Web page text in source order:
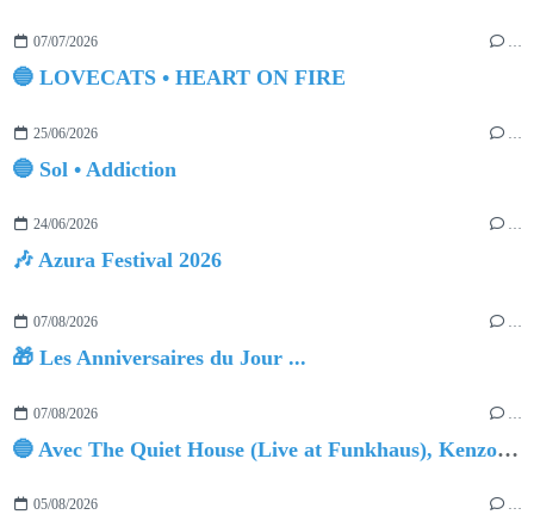
07/07/2026 …
🔵 LOVECATS • HEART ON FIRE
25/06/2026
🔵 Sol • Addiction
24/06/2026 …
🎶 Azura Festival 2026
07/08/2026 …
🎁 Les Anniversaires du Jour ...
07/08/2026 …
🔵 Avec The Quiet House (Live at Funkhaus), Kenzo Zurzolo livre une performance aussi intense qu'envoûtante.
05/08/2026 …